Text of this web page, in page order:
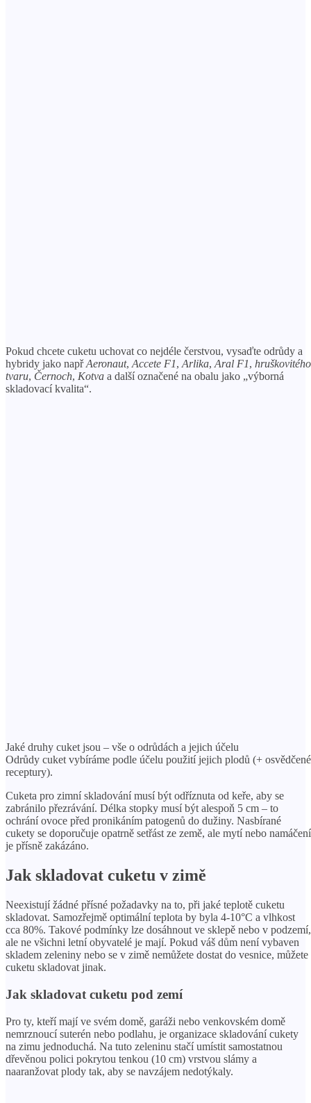
Pokud chcete cuketu uchovat co nejdéle čerstvou, vysaďte odrůdy a
hybridy jako napřAeronaut, Accete F1, Arlika, Aral F1, hruškovitého
tvaru, Černoch, Kotva a další označené na obalu jako „výborná
skladovací kvalita“.
Jaké druhy cuket jsou – vše o odrůdách a jejich účelu
Odrůdy cuket vybíráme podle účelu použití jejich plodů (+ osvědčené
receptury).
Cuketa pro zimní skladování musí být odříznuta od keře, aby se
zabránilo přezrávání. Délka stopky musí být alespoň 5 cm – to
ochrání ovoce před pronikáním patogenů do dužiny. Nasbírané
cukety se doporučuje opatrně setřást ze země, ale mytí nebo namáčení
je přísně zakázáno.
Jak skladovat cuketu v zimě
Neexistují žádné přísné požadavky na to, při jaké teplotě cuketu
skladovat. Samozřejmě optimální teplota by byla 4-10°C a vlhkost
cca 80%. Takové podmínky lze dosáhnout ve sklepě nebo v podzemí,
ale ne všichni letní obyvatelé je mají. Pokud váš dům není vybaven
skladem zeleniny nebo se v zimě nemůžete dostat do vesnice, můžete
cuketu skladovat jinak.
Jak skladovat cuketu pod zemí
Pro ty, kteří mají ve svém domě, garáži nebo venkovském domě
nemrznoucí suterén nebo podlahu, je organizace skladování cukety
na zimu jednoduchá. Na tuto zeleninu stačí umístit samostatnou
dřevěnou polici pokrytou tenkou (10 cm) vrstvou slámy a
naaranžovat plody tak, aby se navzájem nedotýkaly.